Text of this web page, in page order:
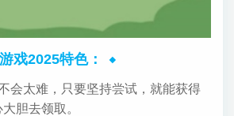
戏2025特色：
会太难，只要坚持尝试，就能获得
胆去领取。